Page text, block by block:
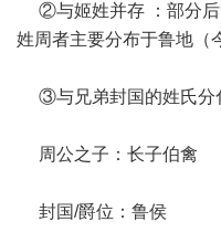
②与姬姓并存 ：部分后
姓周者主要分布于鲁地（
③与兄弟封国的姓氏分
周公之子：长子伯禽
封国/爵位：鲁侯